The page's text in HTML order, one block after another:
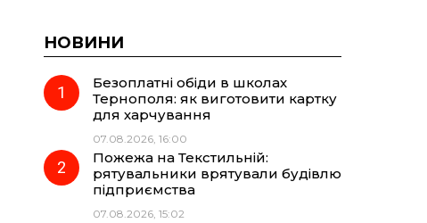
НОВИНИ
Безоплатні обіди в школах
Тернополя: як виготовити картку
для харчування
07.08.2026, 16:00
Пожежа на Текстильній:
рятувальники врятували будівлю
підприємства
07.08.2026, 15:02